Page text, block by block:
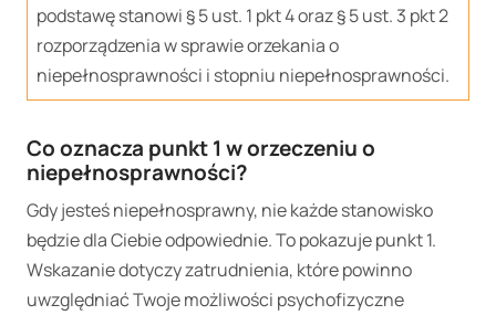
podstawę stanowi § 5 ust. 1 pkt 4 oraz § 5 ust. 3 pkt 2
rozporządzenia w sprawie orzekania o
niepełnosprawności i stopniu niepełnosprawności.
Co oznacza punkt 1 w orzeczeniu o
niepełnosprawności?
Gdy jesteś niepełnosprawny, nie każde stanowisko
będzie dla Ciebie odpowiednie. To pokazuje punkt 1.
Wskazanie dotyczy zatrudnienia, które powinno
uwzględniać Twoje możliwości psychofizyczne